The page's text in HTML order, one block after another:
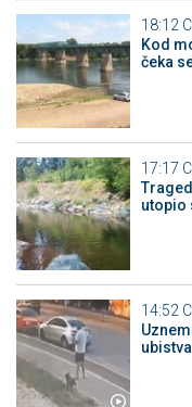
18:12
Kod
čeka
17:17
utopio
14:52